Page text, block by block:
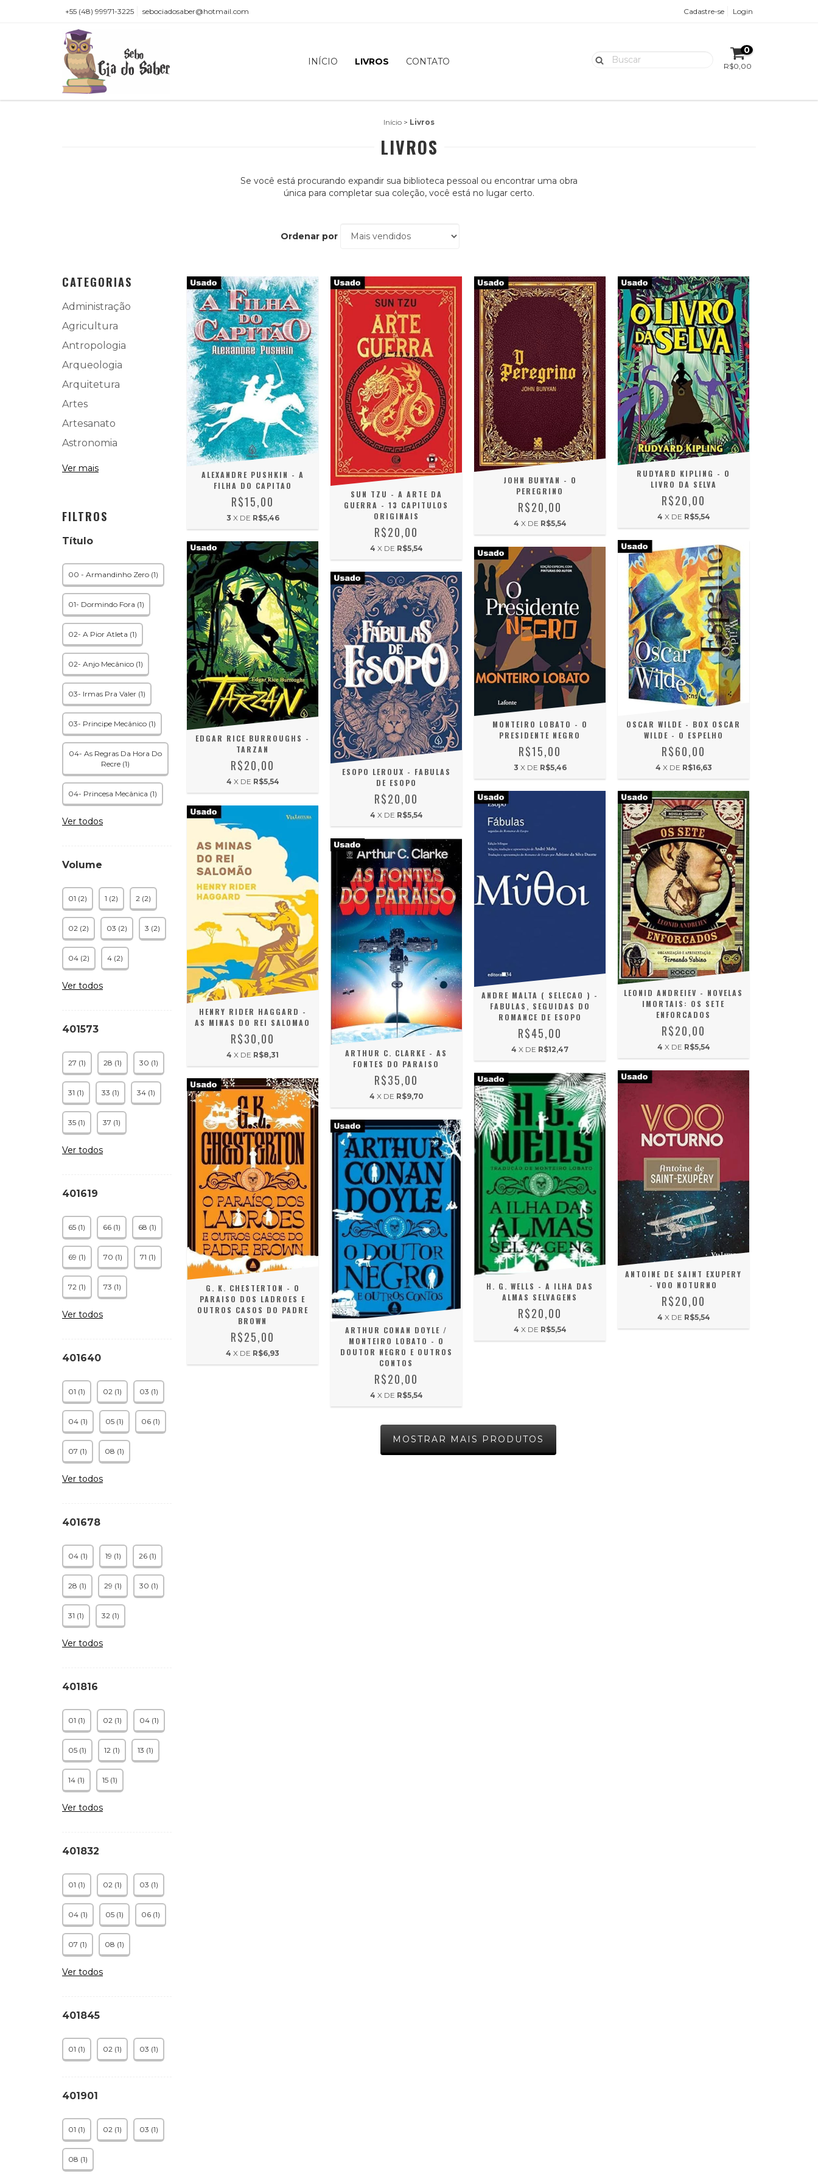
+55 (48) 99971-3225 sebociadosaber@hotmail.com Cadastre-se Login
INÍCIO LIVROS CONTATO
0
R$0,00
Início > Livros
LIVROS
Se você está procurando expandir sua biblioteca pessoal ou encontrar uma obra
única para completar sua coleção, você está no lugar certo.
Ordenar por
CATEGORIAS
Administração
Agricultura
Antropologia
Arqueologia
Arquitetura
Artes
Artesanato
Astronomia
Ver mais
FILTROS
Título
00 - Armandinho Zero (1)
01- Dormindo Fora (1)
02- A Pior Atleta (1)
02- Anjo Mecânico (1)
03- Irmas Pra Valer (1)
03- Principe Mecânico (1)
04- As Regras Da Hora Do
Recre (1)
04- Princesa Mecânica (1)
Ver todos
Volume
01 (2) 1 (2) 2 (2)
02 (2) 03 (2) 3 (2)
04 (2) 4 (2)
Ver todos
401573
27 (1) 28 (1) 30 (1)
31 (1) 33 (1) 34 (1)
35 (1) 37 (1)
Ver todos
401619
65 (1) 66 (1) 68 (1)
69 (1) 70 (1) 71 (1)
72 (1) 73 (1)
Ver todos
401640
01 (1) 02 (1) 03 (1)
04 (1) 05 (1) 06 (1)
07 (1) 08 (1)
Ver todos
401678
04 (1) 19 (1) 26 (1)
28 (1) 29 (1) 30 (1)
31 (1) 32 (1)
Ver todos
401816
01 (1) 02 (1) 04 (1)
05 (1) 12 (1) 13 (1)
14 (1) 15 (1)
Ver todos
401832
01 (1) 02 (1) 03 (1)
04 (1) 05 (1) 06 (1)
07 (1) 08 (1)
Ver todos
401845
01 (1) 02 (1) 03 (1)
401901
01 (1) 02 (1) 03 (1)
08 (1)
ALEXANDRE PUSHKIN - A
FILHA DO CAPITAO
R$15,00
3 X DE R$5,46
SUN TZU - A ARTE DA
GUERRA - 13 CAPITULOS
ORIGINAIS
R$20,00
4 X DE R$5,54
JOHN BUNYAN - O
PEREGRINO
R$20,00
4 X DE R$5,54
RUDYARD KIPLING - O
LIVRO DA SELVA
R$20,00
4 X DE R$5,54
EDGAR RICE BURROUGHS -
TARZAN
R$20,00
4 X DE R$5,54
ESOPO LEROUX - FABULAS
DE ESOPO
R$20,00
4 X DE R$5,54
MONTEIRO LOBATO - O
PRESIDENTE NEGRO
R$15,00
3 X DE R$5,46
OSCAR WILDE - BOX OSCAR
WILDE - O ESPELHO
R$60,00
4 X DE R$16,63
HENRY RIDER HAGGARD -
AS MINAS DO REI SALOMAO
R$30,00
4 X DE R$8,31
ARTHUR C. CLARKE - AS
FONTES DO PARAISO
R$35,00
4 X DE R$9,70
ANDRE MALTA ( SELECAO ) -
FABULAS, SEGUIDAS DO
ROMANCE DE ESOPO
R$45,00
4 X DE R$12,47
LEONID ANDREIEV - NOVELAS
IMORTAIS: OS SETE
ENFORCADOS
R$20,00
4 X DE R$5,54
G. K. CHESTERTON - O
PARAISO DOS LADROES E
OUTROS CASOS DO PADRE
BROWN
R$25,00
4 X DE R$6,93
ARTHUR CONAN DOYLE /
MONTEIRO LOBATO - O
DOUTOR NEGRO E OUTROS
CONTOS
R$20,00
4 X DE R$5,54
H. G. WELLS - A ILHA DAS
ALMAS SELVAGENS
R$20,00
4 X DE R$5,54
ANTOINE DE SAINT EXUPERY
- VOO NOTURNO
R$20,00
4 X DE R$5,54
MOSTRAR MAIS PRODUTOS